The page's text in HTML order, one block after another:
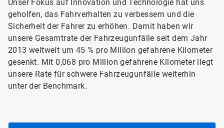
Unser Fokus auf Innovation und Technologie hat uns
geholfen, das Fahrverhalten zu verbessern und die
Sicherheit der Fahrer zu erhöhen. Damit haben wir
unsere Gesamtrate der Fahrzeugunfälle seit dem Jahr
2013 weltweit um 45 % pro Million gefahrene Kilometer
gesenkt. Mit 0,068 pro Million gefahrene Kilometer liegt
unsere Rate für schwere Fahrzeugunfälle weiterhin
unter der Benchmark.